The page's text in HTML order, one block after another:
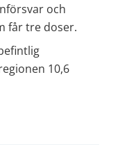
och
får tre doser.
10,6